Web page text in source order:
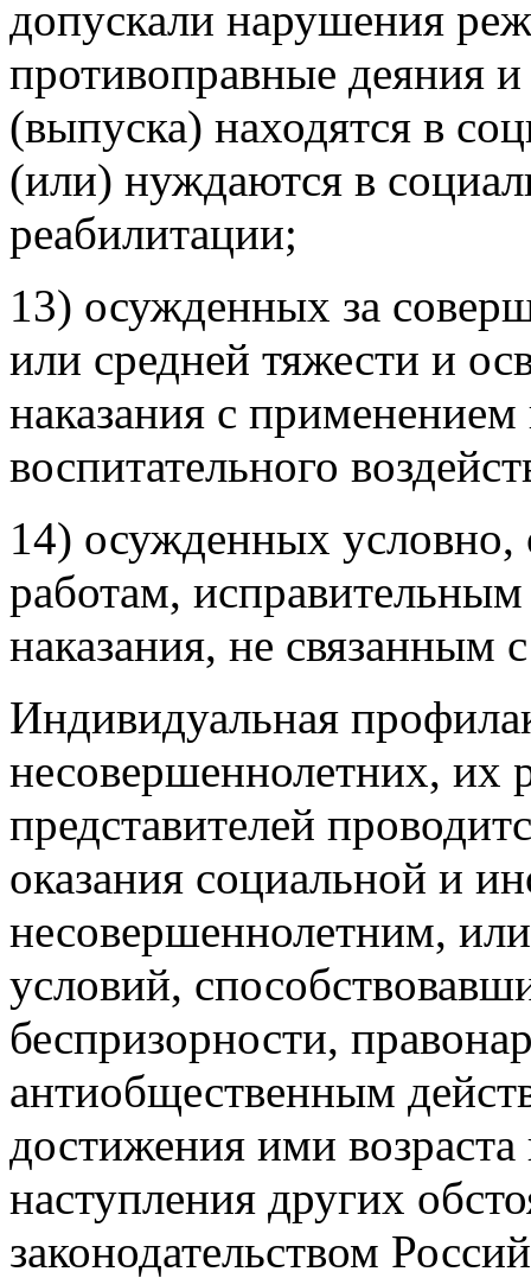
допускали нарушения
противоправные деяния
(выпуска) находятся в
(или) нуждаются в
реабилитации;
13) осужденных за
или средней тяжести и
наказания с
воспитательного
14) осужденных
работам,
наказания, не связанным
Индивидуальная
несовершеннолетних, их
представителей
оказания социальной и
несовершеннолетним,
условий,
беспризорности,
антиобщественным
достижения ими
наступления других
законодательством